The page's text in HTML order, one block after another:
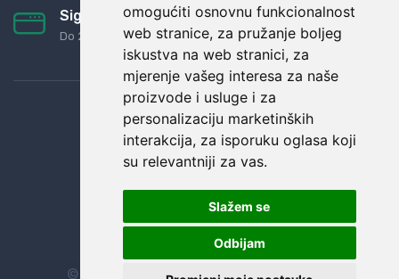
omogućiti osnovnu funkcionalnost
web stranice, za pružanje boljeg
iskustva na web stranici, za
mjerenje vašeg interesa za naše
proizvode i usluge i za
personalizaciju marketinških
interakcija, za isporuku oglasa koji
su relevantniji za vas.
Slažem se
Odbijam
Sigurno obročno plaćanje
Do 24 rata bez kamata
© Sva prava zadržana. Dopi grupa d.o.o.